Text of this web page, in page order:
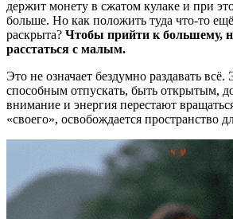
держит монету в сжатом кулаке и при
больше. Но как положить туда что-то
раскрыта? Чтобы прийти к большему,
расстаться с малым.
Это не означает бездумно раздавать всё.
способным отпускать, быть открытым,
внимание и энергия перестают
«своего», освобождается пространство